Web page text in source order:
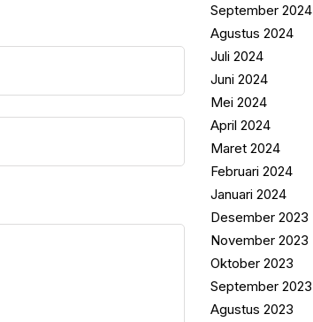
September 2024
Agustus 2024
Juli 2024
Juni 2024
Mei 2024
April 2024
Maret 2024
Februari 2024
Januari 2024
Desember 2023
November 2023
Oktober 2023
September 2023
Agustus 2023